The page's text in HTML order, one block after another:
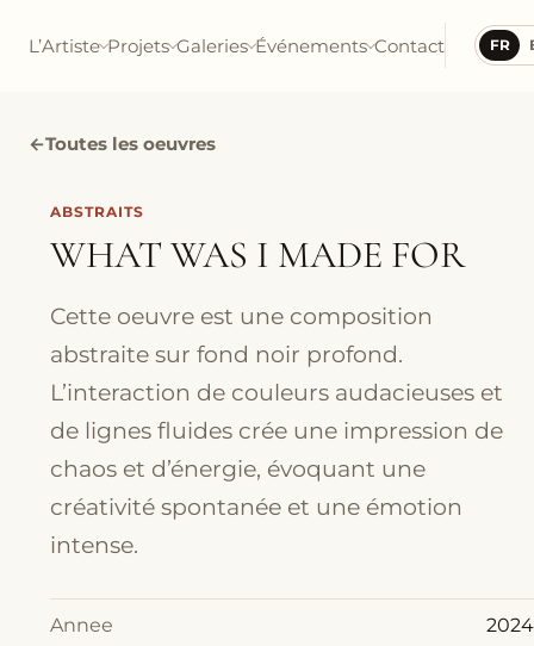
L’Artiste Projets Galeries Événements Contact FR
←Toutes les oeuvres
ABSTRAITS
WHAT WAS I MADE FOR
Cette oeuvre est une composition
abstraite sur fond noir profond.
L’interaction de couleurs audacieuses et
de lignes fluides crée une impression de
chaos et d’énergie, évoquant une
créativité spontanée et une émotion
intense.
Annee 2024